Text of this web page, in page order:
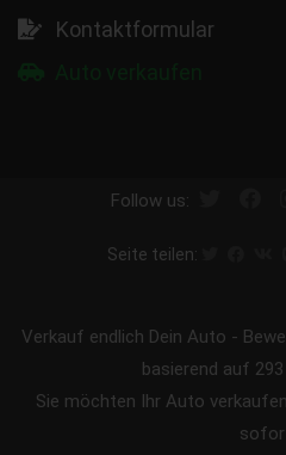
Kontaktformular
Follow us:
Seite teilen:
Verkauf endlich Dein Auto -
basierend auf 293
Sie möchten Ihr Auto